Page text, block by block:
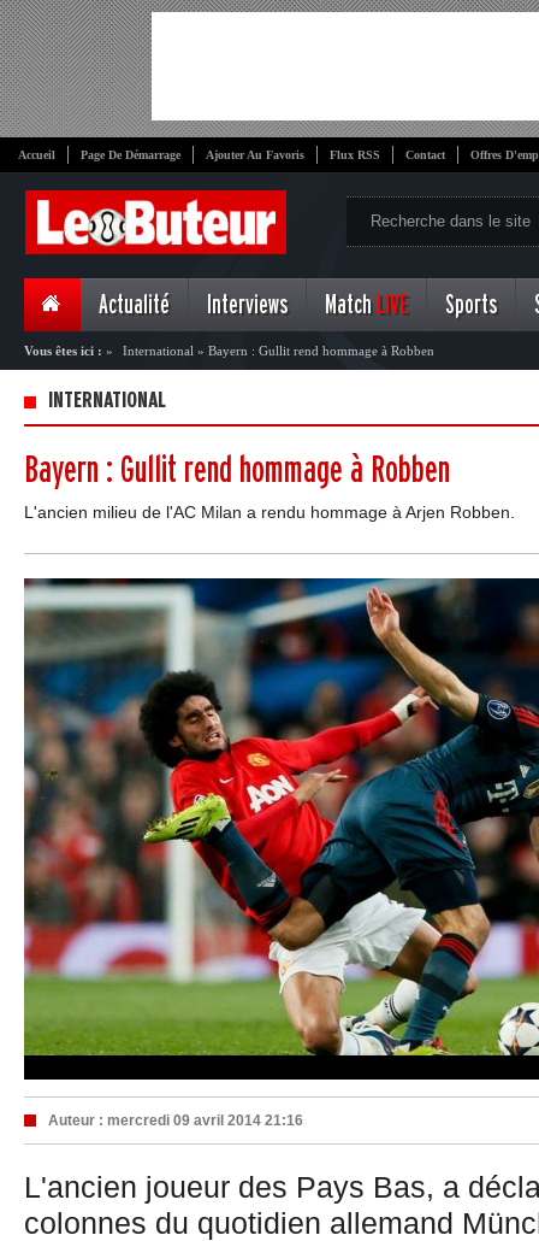
Accueil Page De Démarrage Ajouter Au Favoris Flux RSS Contact Offres
Actualité Interviews Match LIVE Sports
Vous êtes ici : » International » Bayern : Gullit rend hommage à Robben
INTERNATIONAL
Bayern : Gullit rend hommage à Robben
L'ancien milieu de l'AC Milan a rendu hommage à Arjen Robben.
Auteur : mercredi 09 avril 2014 21:16
L'ancien joueur des Pays Bas, a
colonnes du quotidien allemand